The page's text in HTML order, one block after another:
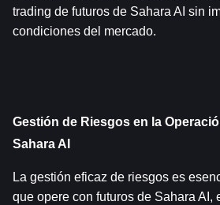
trading de futuros de Sahara AI sin
condiciones del mercado.
Gestión de Riesgos en la
Sahara AI
La gestión eficaz de riesgos es
que opere con futuros de Sahara AI,